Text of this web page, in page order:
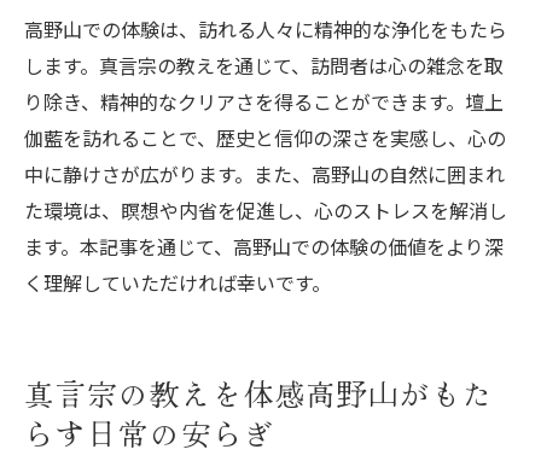
高野山での体験は、訪れる人々に精神的な浄化をもたら
します。真言宗の教えを通じて、訪問者は心の雑念を取
り除き、精神的なクリアさを得ることができます。壇上
伽藍を訪れることで、歴史と信仰の深さを実感し、心の
中に静けさが広がります。また、高野山の自然に囲まれ
た環境は、瞑想や内省を促進し、心のストレスを解消し
ます。本記事を通じて、高野山での体験の価値をより深
く理解していただければ幸いです。
真言宗の教えを体感高野山がもた
らす日常の安らぎ